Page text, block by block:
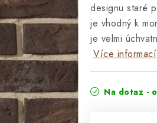
designu staré
je vhodný k
je velmi
Více informací
Na dotaz -